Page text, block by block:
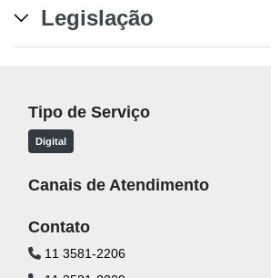
Legislação
Tipo de Serviço
Digital
Canais de Atendimento
Contato
11 3581-2206